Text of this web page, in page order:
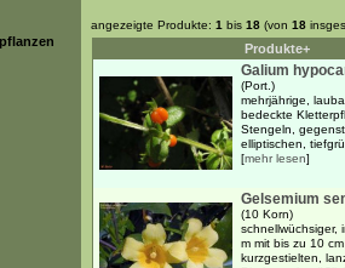
angezeigte Produkte: 1 bis 18 (von 18
Produkte+
Galium
(Port.)
mehrjährige,
bedeckte
Stengeln,
elliptischen,
[mehr lesen]
Gelsemium
(10 Korn)
schnellwüchsiger,
m mit bis zu 10
kurzgestielten,